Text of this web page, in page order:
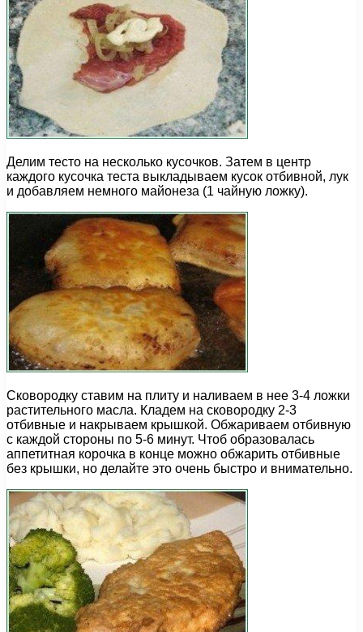
Делим тесто на несколько кусочков. Затем в центр
каждого кусочка теста выкладываем кусок отбивной, лук
и добавляем немного майонеза (1 чайную ложку).
Сковородку ставим на плиту и наливаем в нее 3-4 ложки
растительного масла. Кладем на сковородку 2-3
отбивные и накрываем крышкой. Обжариваем отбивную
с каждой стороны по 5-6 минут. Чтоб образовалась
аппетитная корочка в конце можно обжарить отбивные
без крышки, но делайте это очень быстро и внимательно.